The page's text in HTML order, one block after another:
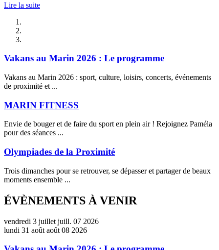
Lire la suite
Vakans au Marin 2026 : Le programme
Vakans au Marin 2026 : sport, culture, loisirs, concerts, événements
de proximité et ...
MARIN FITNESS
Envie de bouger et de faire du sport en plein air ! Rejoignez Paméla
pour des séances ...
Olympiades de la Proximité
Trois dimanches pour se retrouver, se dépasser et partager de beaux
moments ensemble ...
ÉVÈNEMENTS À VENIR
vendredi 3 juillet juill. 07 2026
lundi 31 août août 08 2026